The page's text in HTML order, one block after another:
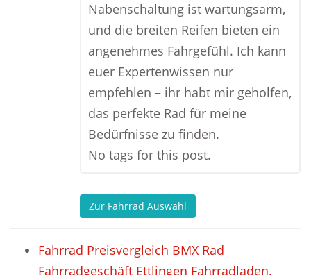
Nabenschaltung ist wartungsarm,
und die breiten Reifen bieten ein
angenehmes Fahrgefühl. Ich kann
euer Expertenwissen nur
empfehlen – ihr habt mir geholfen,
das perfekte Rad für meine
Bedürfnisse zu finden.
No tags for this post.
Zur Fahrrad Auswahl
Fahrrad Preisvergleich BMX Rad
Fahrradgeschäft Ettlingen Fahrradladen.